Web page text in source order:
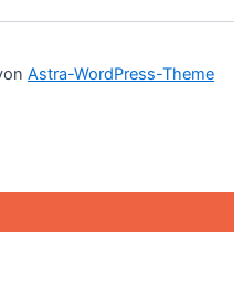
Astra-WordPress-Theme